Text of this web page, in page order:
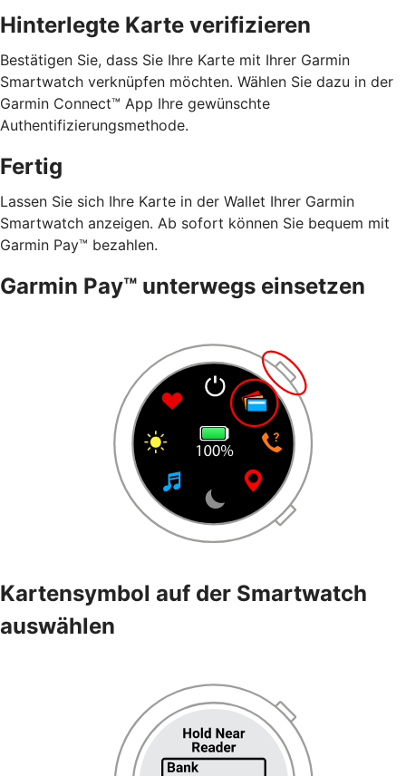
Hinterlegte Karte verifizieren
Bestätigen Sie, dass Sie Ihre Karte mit Ihrer Garmin
Smartwatch verknüpfen möchten. Wählen Sie dazu in der
Garmin Connect™ App Ihre gewünschte
Authentifizierungsmethode.
Fertig
Lassen Sie sich Ihre Karte in der Wallet Ihrer Garmin
Smartwatch anzeigen. Ab sofort können Sie bequem mit
Garmin Pay™ bezahlen.
Garmin Pay™ unterwegs einsetzen
Kartensymbol auf der Smartwatch
auswählen